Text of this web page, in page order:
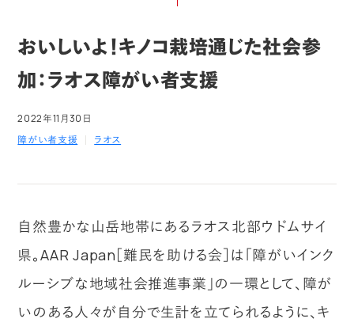
おいしいよ！キノコ栽培通じた社会参
加：ラオス障がい者支援
2022年11月30日
障がい者支援
ラオス
自然豊かな山岳地帯にあるラオス北部ウドムサイ
県。AAR Japan［難民を助ける会］は「障がいインク
ルーシブな地域社会推進事業」の一環として、障が
いのある人々が自分で生計を立てられるように、キ